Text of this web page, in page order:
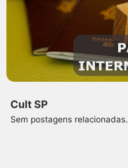
Cult SP
Sem postagens relacionadas.